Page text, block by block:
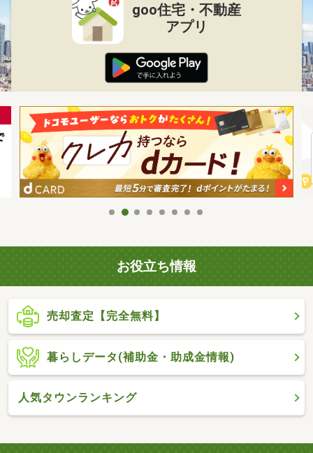
goo住宅・不動産
アプリ
お役立ち情報
売却査定【完全無料】
暮らしデータ(補助金・助成金情報)
人気タウンランキング